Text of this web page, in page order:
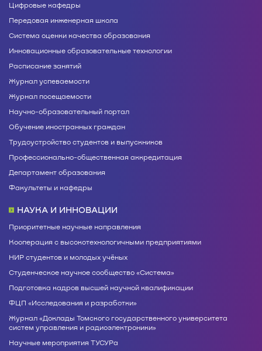
Цифровые кафедры
Передовая инженерная школа
Система оценки качества образования
Инновационные образовательные технологии
Расписание занятий
Журнал успеваемости
Журнал посещаемости
Научно-образовательный портал
Обучение иностранных граждан
Трудоустройство студентов и выпускников
Профессионально-общественная аккредитация
Департамент образования
Факультеты и кафедры
НАУКА И ИННОВАЦИИ
Приоритетные научные направления
Кооперация с высокотехнологичными предприятиями
НИР студентов и молодых учёных
Студенческое научное сообщество «Система»
Подготовка кадров высшей научной квалификации
ФЦП «Исследования и разработки»
Журнал «Доклады Томского государственного университета
систем управления и радиоэлектроники»
Научные мероприятия ТУСУРа